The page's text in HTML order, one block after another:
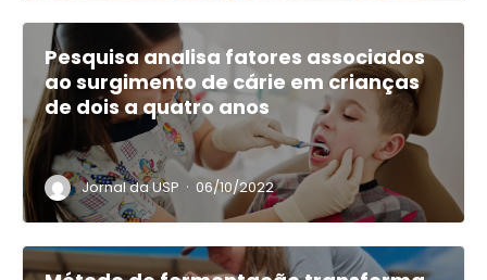
Pesquisa analisa fatores associados
ao surgimento de cárie em crianças
de dois a quatro anos
Jornal da USP · 06/10/2022